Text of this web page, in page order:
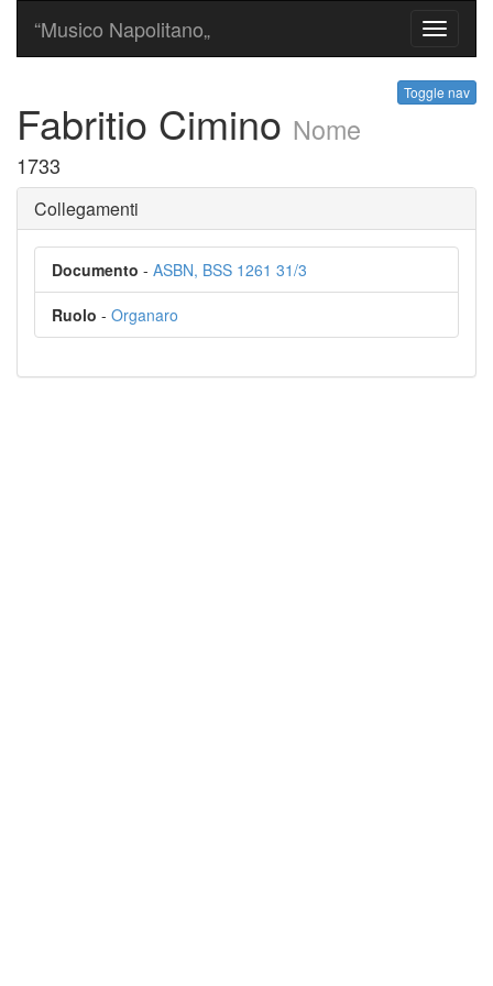
Toggle
“Musico Napolitano„
Toggle nav
Fabritio Cimino Nome
1733
Collegamenti
Documento - ASBN, BSS 1261 31/3
Ruolo - Organaro